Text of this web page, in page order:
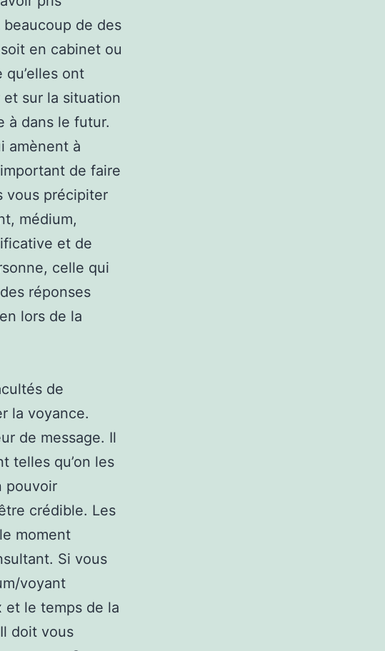
de des
en cabinet ou
ont
et sur la situation
à dans le futur.
amènent à
de faire
vous précipiter
médium,
et de
celle qui
réponses
lors de la
de
la voyance.
de message. Il
telles qu’on les
pouvoir
crédible. Les
moment
Si vous
voyant
et le temps de la
doit vous